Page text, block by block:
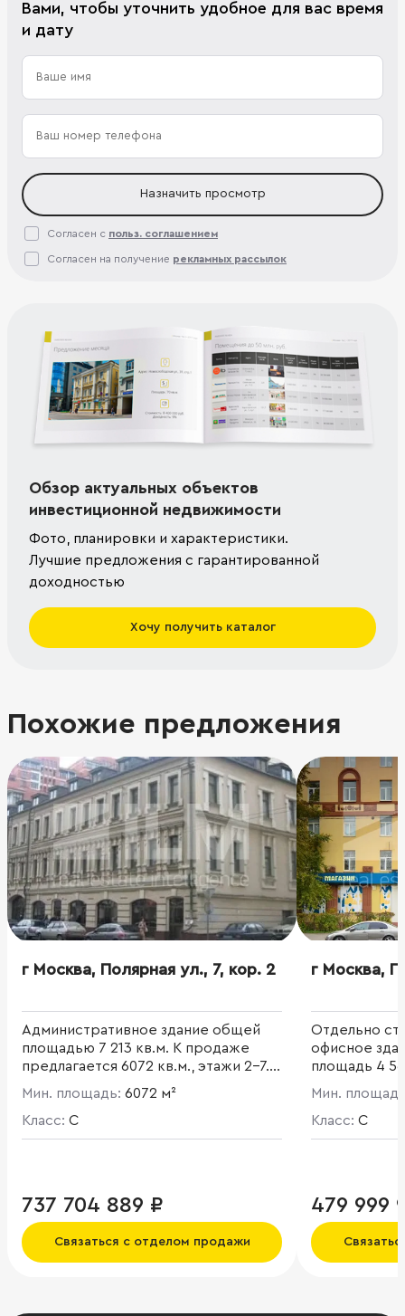
Вами, чтобы уточнить удобное для вас время
и дату
Назначить просмотр
Согласен с польз. соглашением
Согласен на получение рекламных рассылок
Обзор актуальных объектов
инвестиционной недвижимости
Фото, планировки и характеристики.
Лучшие предложения с гарантированной
доходностью
Хочу получить каталог
Похожие предложения
г Москва, Полярная ул., 7, кор. 2
Административное здание общей
площадью 7 213 кв.м. К продаже
предлагается 6072 кв.м., этажи 2-7. В
предмет продажи не входят
торговые помещения на 1 этаже. ЗУ
в собственности. Виды
разрешенного использования ЗУ:
Мин. площадь: 6072 м²
Класс: C
737 704 889 ₽
Связаться с отделом продажи
г Москва,
Отдельно
офисное
площадь 4
Мин.
Класс: C
479 999